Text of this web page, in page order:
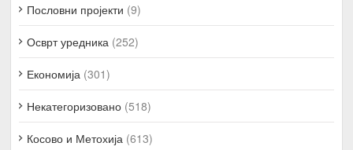
Пословни пројекти (9)
Осврт уредника (252)
Економија (301)
Некатегоризовано (518)
Косово и Метохија (613)